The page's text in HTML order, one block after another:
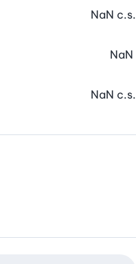
NaN c.s.
NaN
NaN c.s.